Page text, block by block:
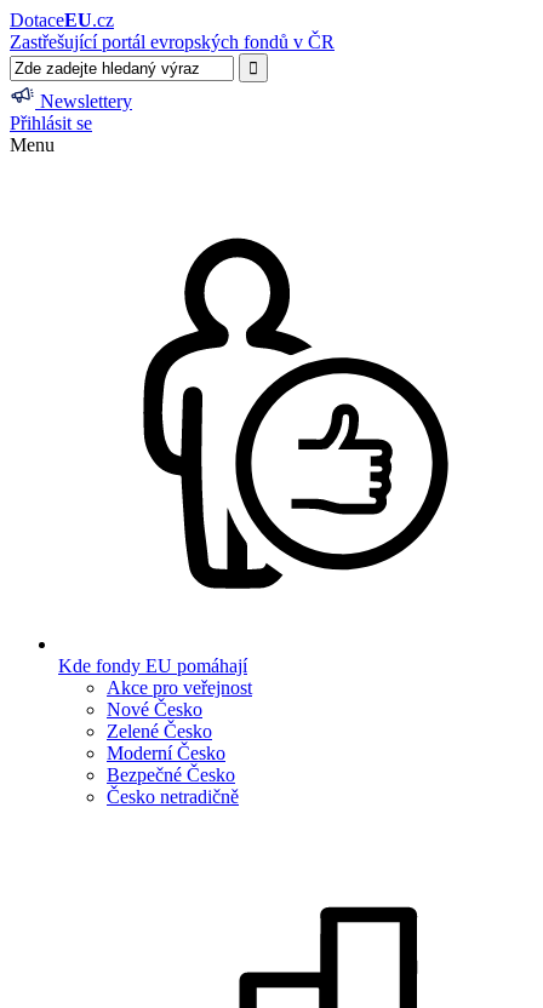
DotaceEU.cz
Zastřešující portál evropských fondů v ČR
Newslettery
Přihlásit se
Menu
Kde fondy EU pomáhají
Akce pro veřejnost
Nové Česko
Zelené Česko
Moderní Česko
Bezpečné Česko
Česko netradičně